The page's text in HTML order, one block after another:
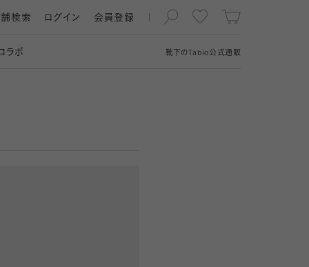
靴下の Tabio公式通販
検索 ログイン 会員登録
ラボ